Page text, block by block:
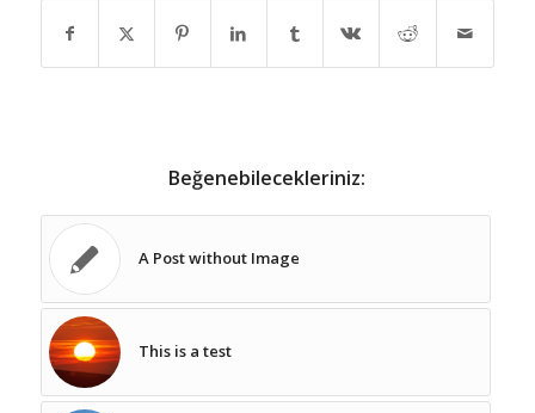
Beğenebilecekleriniz:
A Post without Image
This is a test